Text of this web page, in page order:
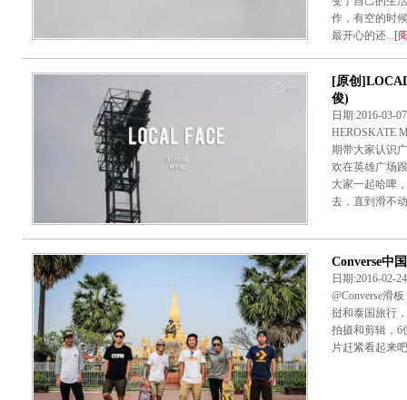
作，有空的时
最开心的还... [
[原创
俊)
日期:2016-
HEROSKATE
期带大家认识
欢在英雄广场
大家一起哈啤
去，直到滑不
Converse中
日期:2016-
@Converse滑
挝和泰国旅行
拍摄和剪辑，6
片赶紧看起来